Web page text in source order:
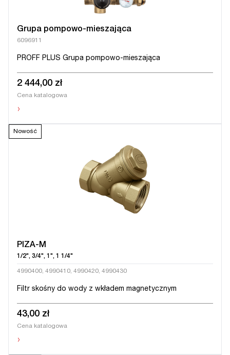
Grupa pompowo-mieszająca
6096911
PROFF PLUS Grupa pompowo-mieszająca
2 444,00 zł
Cena katalogowa
›
Nowość
PIZA-M
1/2", 3/4", 1", 1 1/4"
4990400, 4990410, 4990420, 4990430
Filtr skośny do wody z wkładem magnetycznym
43,00 zł
Cena katalogowa
›